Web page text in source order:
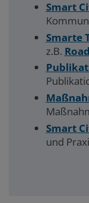
Smart
Smarte
z.B.
Smart
und